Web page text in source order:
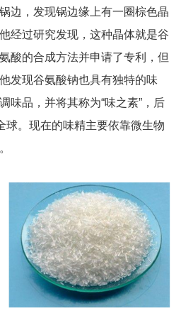
边，发现锅边缘上有一圈棕色晶
经过研究发现，这种晶体就是谷
酸的合成方法并申请了专利，但
发现谷氨酸钠也具有独特的味
味品，并将其称为“味之素”，后
球。现在的味精主要依靠微生物